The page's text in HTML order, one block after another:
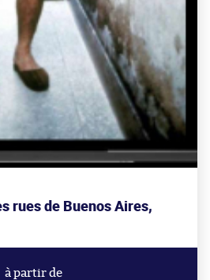
rues de Buenos Aires,
à partir de